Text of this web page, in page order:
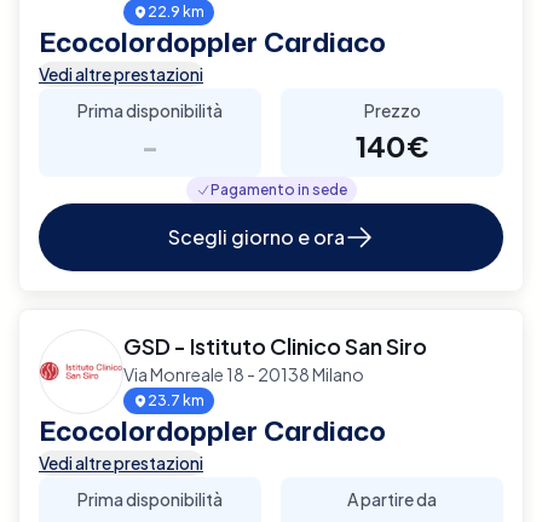
22.9 km
Ecocolordoppler Cardiaco
Vedi altre prestazioni
Prima disponibilità
-
Prezzo
140€
Pagamento in sede
Scegli giorno e ora
GSD - Istituto Clinico San Siro
Via Monreale 18 - 20138 Milano
23.7 km
Ecocolordoppler Cardiaco
Vedi altre prestazioni
Prima disponibilità
A partire da